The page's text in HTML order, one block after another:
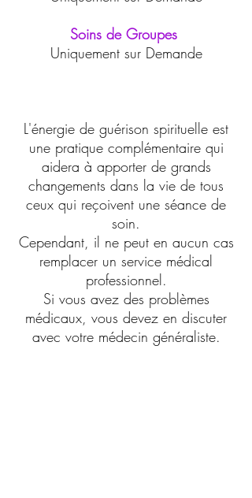
Soins de Groupes
Uniquement sur Demande
L'énergie de guérison spirituelle est
une pratique complémentaire qui
aidera à apporter de grands
changements dans la vie de tous
ceux qui reçoivent une séance de
soin.
Cependant, il ne peut en aucun cas
remplacer un service médical
professionnel.
Si vous avez des problèmes
médicaux, vous devez en discuter
avec votre médecin généraliste.